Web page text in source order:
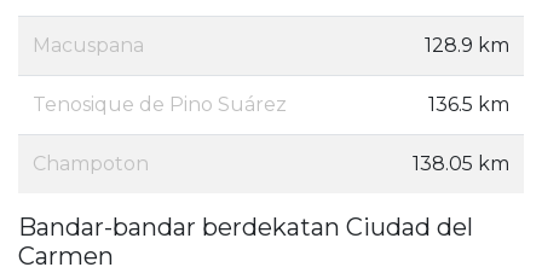
Macuspana 128.9 km
Tenosique de Pino Suárez 136.5 km
Champoton 138.05 km
Bandar-bandar berdekatan Ciudad del
Carmen